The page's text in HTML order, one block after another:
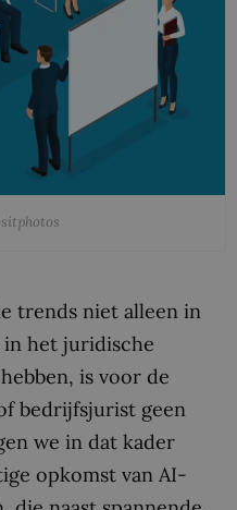
trends niet alleen in
in het juridische
is voor de
bedrijfsjurist geen
we in dat kader
opkomst van AI-